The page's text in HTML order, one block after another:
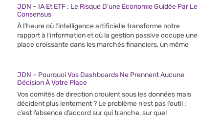
JDN – IA Et ETF : Le Risque D’une Économie Guidée Par Le
Consensus
À l’heure où l’intelligence artificielle transforme notre
rapport à l’information et où la gestion passive occupe une
place croissante dans les marchés financiers, un même
JDN – Pourquoi Vos Dashboards Ne Prennent Aucune
Décision À Votre Place
Vos comités de direction croulent sous les données mais
décident plus lentement ? Le problème n’est pas l’outil :
c’est l’absence d’accord sur qui tranche, sur quel